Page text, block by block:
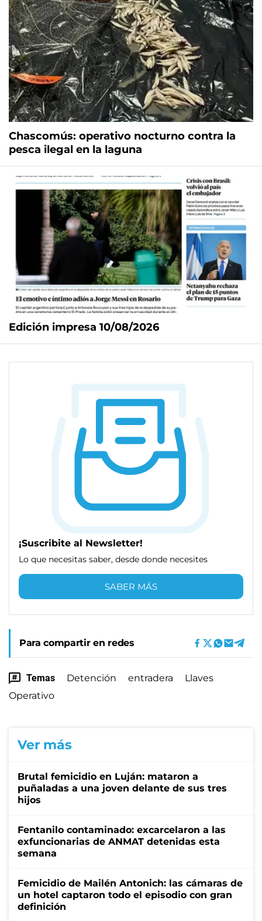
Chascomús: operativo nocturno contra la
pesca ilegal en la laguna
Edición impresa 10/08/2026
¡Suscribite al Newsletter!
Lo que necesitas saber, desde donde necesites
SABER MÁS
Para compartir en redes
Temas Detención entradera
Llaves
Operativo
Ver más
Brutal femicidio en Luján: mataron a
puñaladas a una joven delante de sus tres
hijos
Fentanilo contaminado: excarcelaron a las
exfuncionarias de ANMAT detenidas esta
semana
Femicidio de Mailén Antonich: las cámaras de
un hotel captaron todo el episodio con gran
definición